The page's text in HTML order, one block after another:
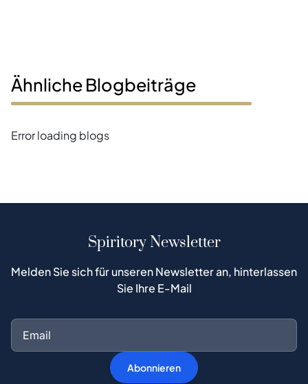
Ähnliche Blogbeiträge
Error loading blogs
Spiritory Newsletter
Melden Sie sich für unseren Newsletter an, hinterlassen
Sie Ihre E-Mail
Abonnieren